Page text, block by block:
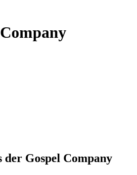
der Gospel Company